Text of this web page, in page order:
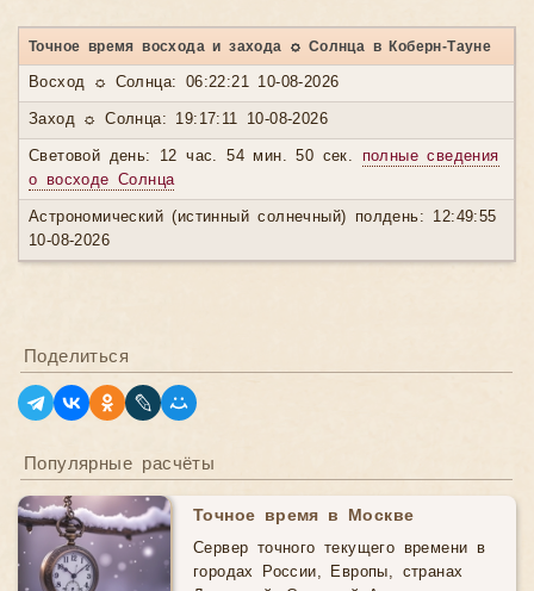
Точное время восхода и захода ☼ Солнца в Коберн-Тауне
Восход ☼ Солнца: 06:22:21 10-08-2026
Заход ☼ Солнца: 19:17:11 10-08-2026
Световой день: 12 час. 54 мин. 50 сек. полные сведения
о восходе Солнца
Астрономический (истинный солнечный) полдень: 12:49:55
10-08-2026
Поделиться
Популярные расчёты
Точное время в Москве
Сервер точного текущего времени в
городах России, Европы, странах